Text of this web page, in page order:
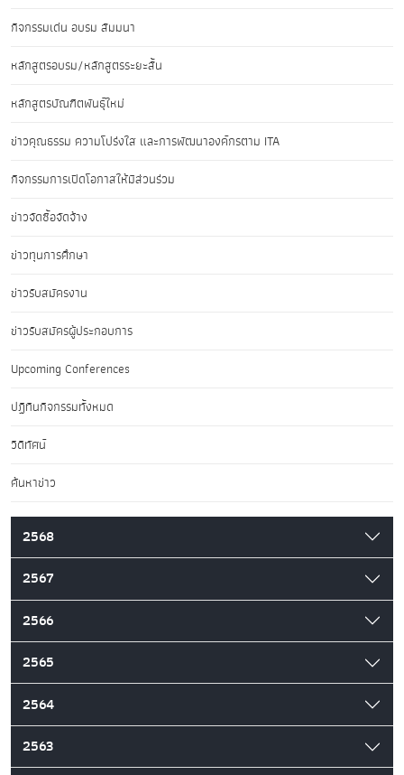
กิจกรรมเด่น อบรม สัมมนา
หลักสูตรอบรม/หลักสูตรระยะสั้น
หลักสูตรบัณฑิตพันธุ์ใหม่
ข่าวคุณธรรม ความโปร่งใส และการพัฒนาองค์กรตาม ITA
กิจกรรมการเปิดโอกาสให้มีส่วนร่วม
ข่าวจัดซื้อจัดจ้าง
ข่าวทุนการศึกษา
ข่าวรับสมัครงาน
ข่าวรับสมัครผู้ประกอบการ
Upcoming Conferences
ปฏิทินกิจกรรมทั้งหมด
วิดีทัศน์
ค้นหาข่าว
2568
2567
2566
2565
2564
2563